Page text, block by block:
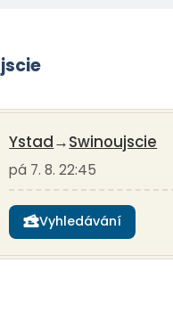
Ystad→Swinoujscie
pá 7. 8. 22:45
Vyhledávání